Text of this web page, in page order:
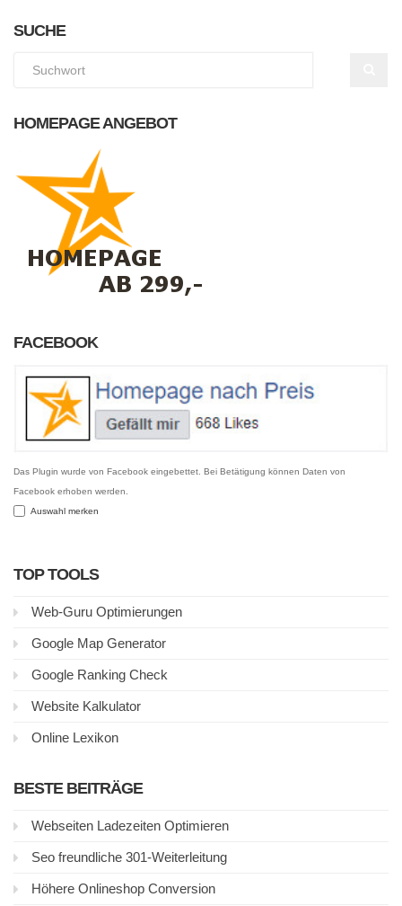
SUCHE
HOMEPAGE ANGEBOT
FACEBOOK
Das Plugin wurde von Facebook eingebettet. Bei Betätigung können Daten von
Facebook erhoben werden.
Auswahl merken
TOP TOOLS
Web-Guru Optimierungen
Google Map Generator
Google Ranking Check
Website Kalkulator
Online Lexikon
BESTE BEITRÄGE
Webseiten Ladezeiten Optimieren
Seo freundliche 301-Weiterleitung
Höhere Onlineshop Conversion